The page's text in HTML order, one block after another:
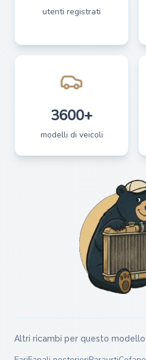
utenti registrati
3600+
modelli di veicoli
Altri ricambi per questo modello